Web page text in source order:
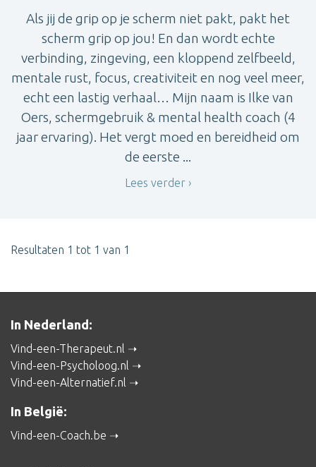
Als jij de grip op je scherm niet pakt, pakt het
scherm grip op jou! En dan wordt echte
verbinding, zingeving, een kloppend zelfbeeld,
mentale rust, focus, creativiteit en nog veel meer,
echt een lastig verhaal… Mijn naam is Ilke van
Oers, schermgebruik & mental health coach (4
jaar ervaring). Het vergt moed en bereidheid om
de eerste ...
Lees verder
Resultaten 1 tot 1 van 1
In Nederland:
Vind-een-Therapeut.nl
Vind-een-Psycholoog.nl
Vind-een-Alternatief.nl
In België:
Vind-een-Coach.be